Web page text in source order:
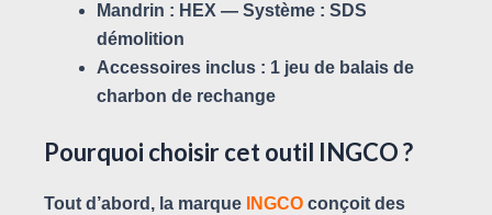
Mandrin : HEX — Système : SDS
démolition
Accessoires inclus : 1 jeu de balais de
charbon de rechange
Pourquoi choisir cet outil INGCO ?
Tout d’abord, la marque INGCO conçoit des